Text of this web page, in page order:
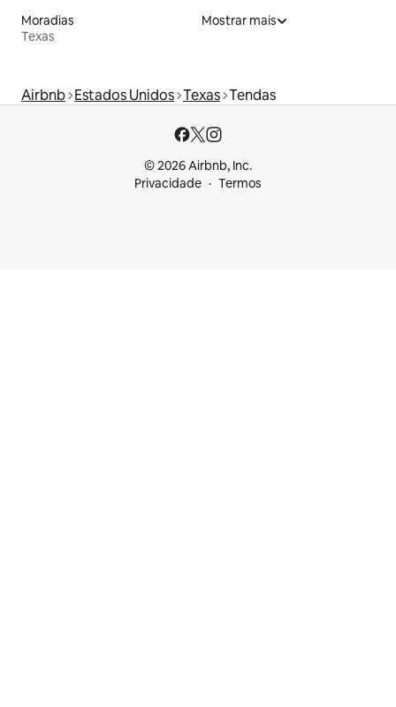
Moradias
Texas
Mostrar mais
Airbnb Estados Unidos Texas Tendas
© 2026 Airbnb, Inc.
Privacidade
Termos